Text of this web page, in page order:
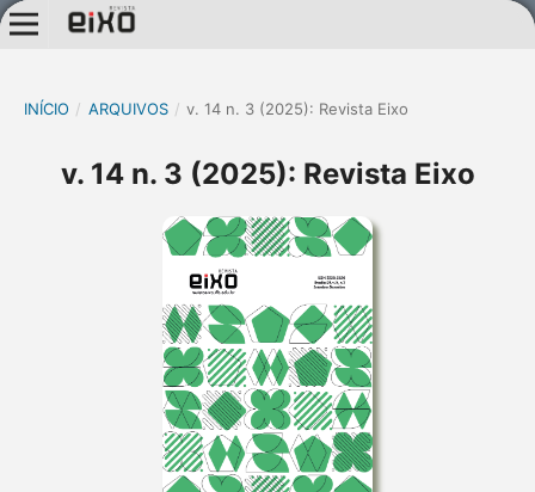
INÍCIO / ARQUIVOS / v. 14 n. 3 (2025): Revista Eixo
v. 14 n. 3 (2025): Revista Eixo